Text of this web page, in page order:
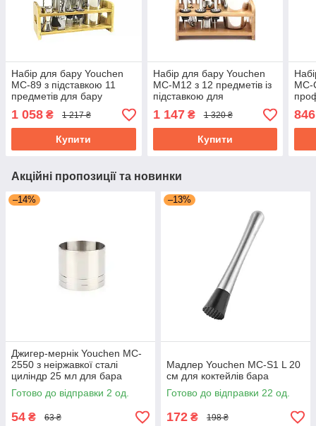
Набір для бару Youchen
MC-89 з підставкою 11
предметів для бару
барний інвентар
1 058 ₴ 1 217 ₴
Купити
Набір для бару Youchen
MC-M12 з 12 предметів із
підставкою для
приготування коктейлів
1 147₴ 1 320 ₴
Купити
MC-
846
Акційні пропозиції та новинки
–14%
Джигер-мернік Youchen MC-
2550 з неіржавкої сталі
циліндр 25 мл для бара
Готово до відправки 2 од.
54 ₴ 63 ₴
–13%
Мадлер Youchen MC-S1 L 20
см для коктейлів бара
Готово до відправки 22 од.
172 ₴ 198 ₴